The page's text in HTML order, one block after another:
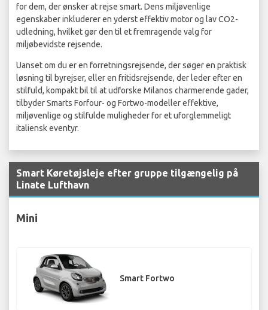
for dem, der ønsker at rejse smart. Dens miljøvenlige
egenskaber inkluderer en yderst effektiv motor og lav CO2-
udledning, hvilket gør den til et fremragende valg for
miljøbevidste rejsende.
Uanset om du er en forretningsrejsende, der søger en praktisk
løsning til byrejser, eller en fritidsrejsende, der leder efter en
stilfuld, kompakt bil til at udforske Milanos charmerende gader,
tilbyder Smarts Forfour- og Fortwo-modeller effektive,
miljøvenlige og stilfulde muligheder for et uforglemmeligt
italiensk eventyr.
Smart Køretøjsleje efter gruppe tilgængelig på
Linate Lufthavn
Mini
Smart Fortwo